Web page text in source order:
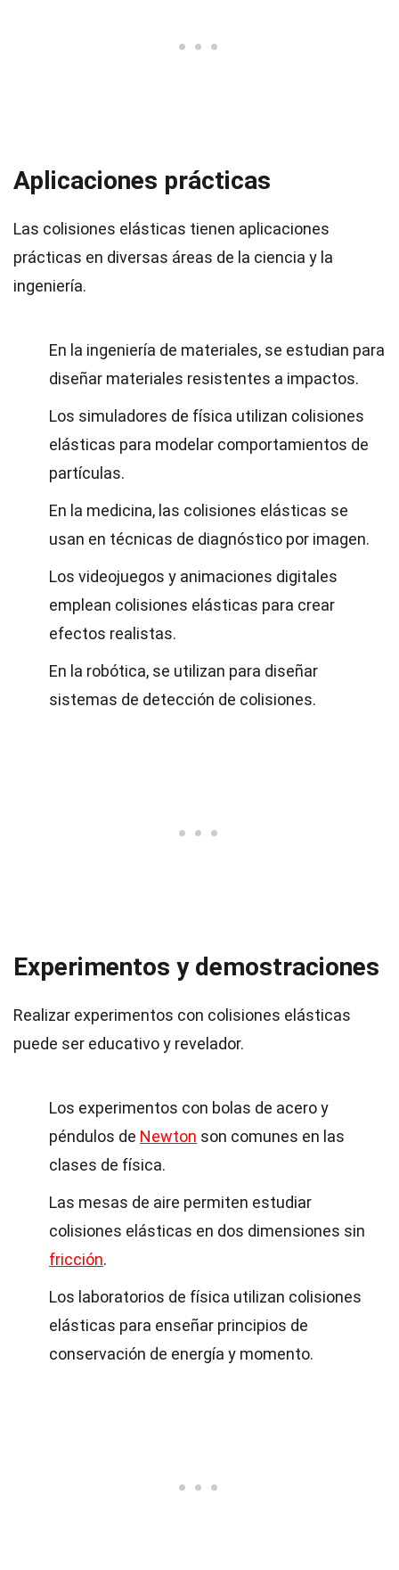
Aplicaciones prácticas
Las colisiones elásticas tienen aplicaciones
prácticas en diversas áreas de la ciencia y la
ingeniería.
En la ingeniería de materiales, se estudian para
diseñar materiales resistentes a impactos.
Los simuladores de física utilizan colisiones
elásticas para modelar comportamientos de
partículas.
En la medicina, las colisiones elásticas se
usan en técnicas de diagnóstico por imagen.
Los videojuegos y animaciones digitales
emplean colisiones elásticas para crear
efectos realistas.
En la robótica, se utilizan para diseñar
sistemas de detección de colisiones.
Experimentos y demostraciones
Realizar experimentos con colisiones elásticas
puede ser educativo y revelador.
Los experimentos con bolas de acero y
péndulos de Newton son comunes en las
clases de física.
Las mesas de aire permiten estudiar
colisiones elásticas en dos dimensiones sin
fricción.
Los laboratorios de física utilizan colisiones
elásticas para enseñar principios de
conservación de energía y momento.